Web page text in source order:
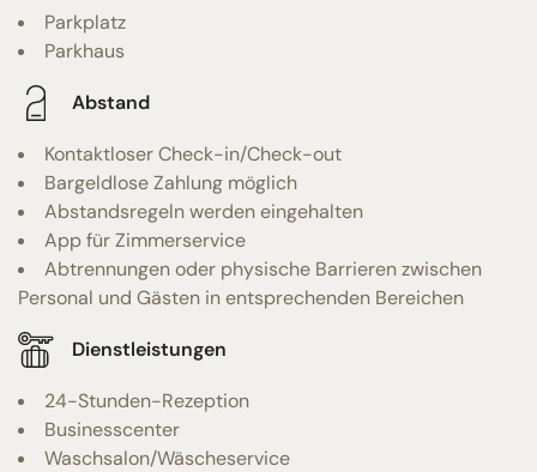
Parkplatz
Parkhaus
Abstand
Kontaktloser Check-in/Check-out
Bargeldlose Zahlung möglich
Abstandsregeln werden eingehalten
App für Zimmerservice
Abtrennungen oder physische Barrieren zwischen
Personal und Gästen in entsprechenden Bereichen
Dienstleistungen
24-Stunden-Rezeption
Businesscenter
Waschsalon/Wäscheservice